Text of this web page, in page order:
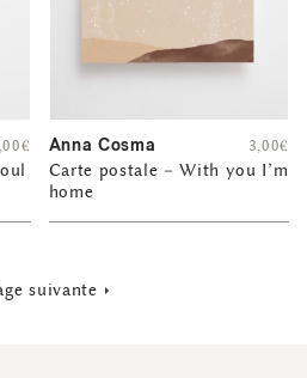
€ Anna Cosma
Carte postale – With you I’m
home
3,00€
suivante